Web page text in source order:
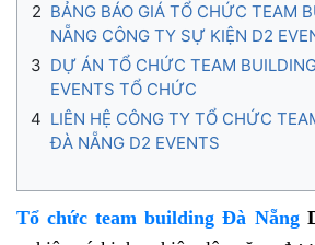
BẢNG BÁO GIÁ TỔ CHỨC TEAM
NẴNG CÔNG TY SỰ KIỆN D2
DỰ ÁN TỔ CHỨC TEAM
EVENTS TỔ CHỨC
LIÊN HỆ CÔNG TY TỔ CHỨC
ĐÀ NẴNG D2 EVENTS
Tổ chức team building Đà Nẵng